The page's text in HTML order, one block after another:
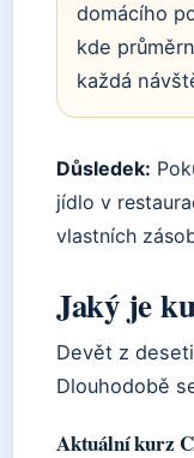
domácího
kde
každá
Důsledek:
jídlo v
vlastních
Jaký je
Devět z
Dlouhodobě
Aktuální kurz